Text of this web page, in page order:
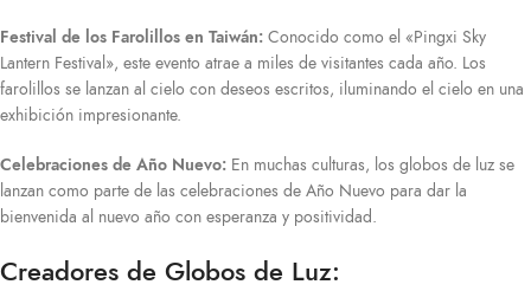
Festival de los Farolillos en Taiwán: Conocido como el «Pingxi Sky
Lantern Festival», este evento atrae a miles de visitantes cada año. Los
farolillos se lanzan al cielo con deseos escritos, iluminando el cielo en una
exhibición impresionante.
Celebraciones de Año Nuevo: En muchas culturas, los globos de luz se
lanzan como parte de las celebraciones de Año Nuevo para dar la
bienvenida al nuevo año con esperanza y positividad.
Creadores de Globos de Luz: